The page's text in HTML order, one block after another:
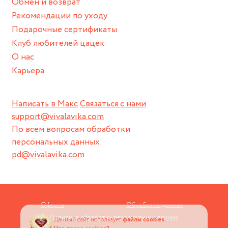
Пожалуйста, используйте эту упаковку для хранения,
пока не носите украшение на себе.
Написать в МаксСвязаться с нами
support@vivalavika.com
По всем вопросам обработки
персональных данных:
pd@vivalavika.com
Рекомендации по уходу
Подарочные сертификаты
Клуб любителей цацек
О нас
Карьера
Оферта
Обработка данных
Политика обработки персональных данных
Данный сайт используетфайлы cookies.